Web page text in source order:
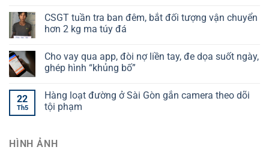
CSGT tuần tra ban đêm, bắt đối tượng vận chuyển
hơn 2 kg ma túy đá
Cho vay qua app, đòi nợ liền tay, đe dọa suốt ngày,
ghép hình “khủng bố”
22
Th5
Hàng loạt đường ở Sài Gòn gắn camera theo dõi
tội phạm
HÌNH ẢNH